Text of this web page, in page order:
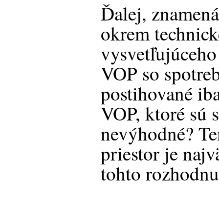
Ďalej,
okrem
VOP so
postihované
VOP, ktoré sú
nevýhodné?
priestor je
tohto